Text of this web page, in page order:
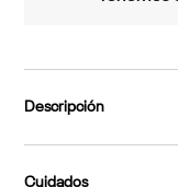
Descripción
Cuidados